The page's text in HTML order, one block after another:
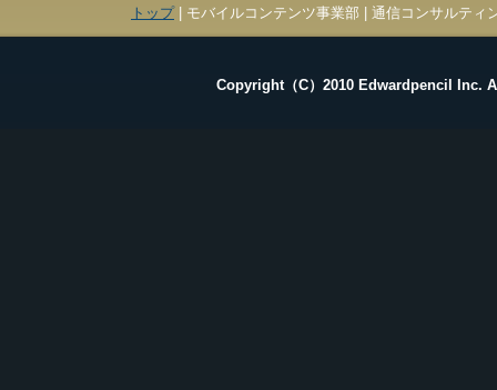
トップ| モバイルコンテンツ事業部 | 通信コンサルティ
Copyright（C）2010 Edwardpencil Inc.